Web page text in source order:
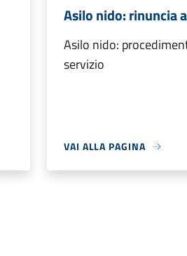
Asilo nido: rinuncia
Asilo nido:
servizio
VAI ALLA PAGINA